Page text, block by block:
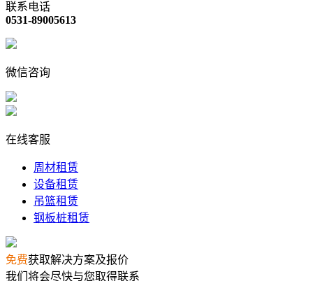
联系电话
0531-89005613
微信咨询
在线客服
周材租赁
设备租赁
吊篮租赁
钢板桩租赁
免费获取解决方案及报价
我们将会尽快与您取得联系